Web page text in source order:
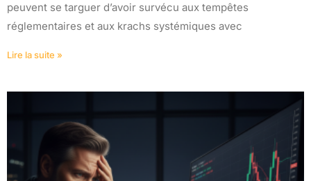
peuvent se targuer d’avoir survécu aux tempêtes
réglementaires et aux krachs systémiques avec
Lire la suite »